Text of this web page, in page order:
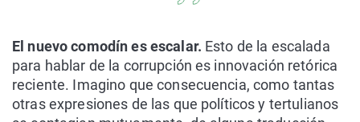
El nuevo comodín es escalar. Esto de la escalada
para hablar de la corrupción es innovación retórica
reciente. Imagino que consecuencia, como tantas
otras expresiones de las que políticos y tertulianos